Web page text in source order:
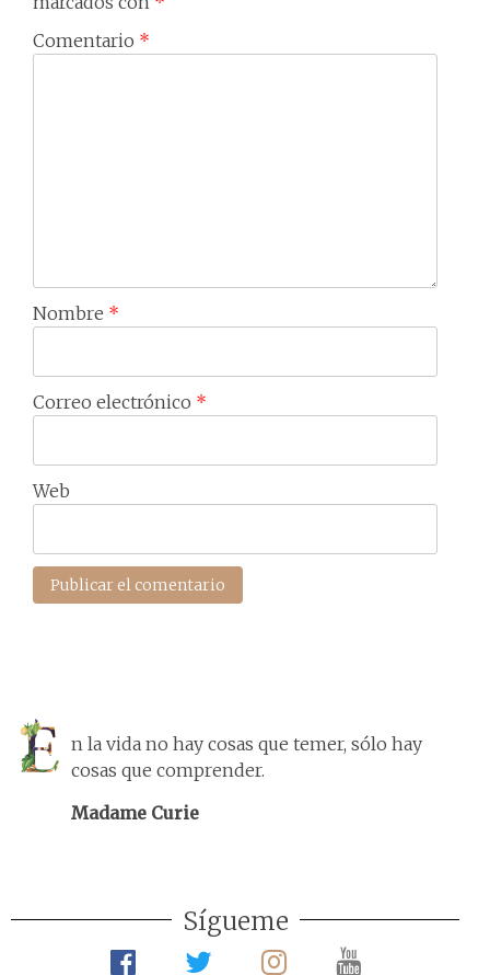
Comentario *
Nombre *
Correo electrónico *
Web
n la vida no hay cosas que temer, sólo hay
cosas que comprender.
Madame Curie
Sígueme